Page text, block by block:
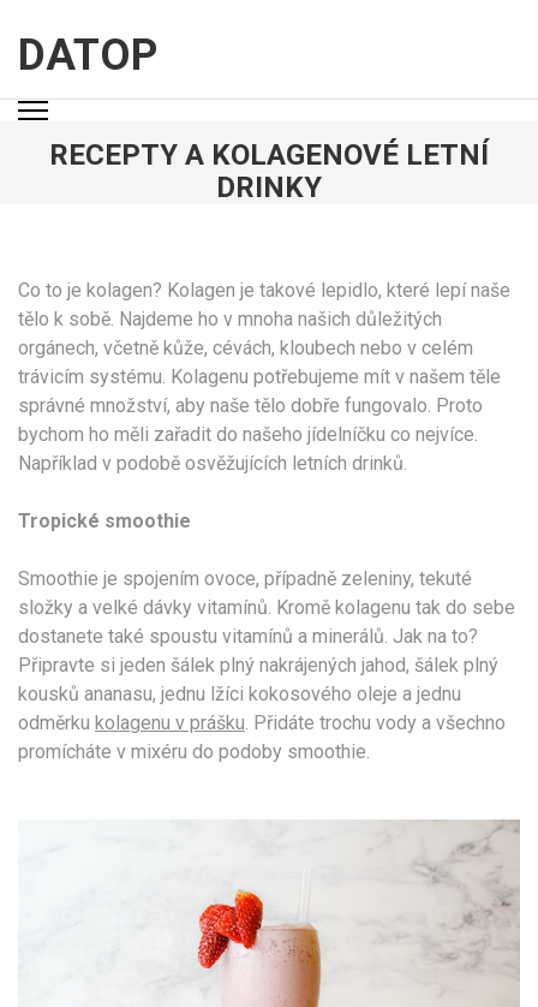
obsah
(stiskněte
Enter)
DATOP
RECEPTY A KOLAGENOVÉ LETNÍ
DRINKY
Co to je kolagen? Kolagen je takové lepidlo, které lepí naše
tělo k sobě. Najdeme ho v mnoha našich důležitých
orgánech, včetně kůže, cévách, kloubech nebo v celém
trávicím systému. Kolagenu potřebujeme mít v našem těle
správné množství, aby naše tělo dobře fungovalo. Proto
bychom ho měli zařadit do našeho jídelníčku co nejvíce.
Například v podobě osvěžujících letních drinků.
Tropické smoothie
Smoothie je spojením ovoce, případně zeleniny, tekuté
složky a velké dávky vitamínů. Kromě kolagenu tak do sebe
dostanete také spoustu vitamínů a minerálů. Jak na to?
Připravte si jeden šálek plný nakrájených jahod, šálek plný
kousků ananasu, jednu lžíci kokosového oleje a jednu
odměrku kolagenu v prášku. Přidáte trochu vody a všechno
promícháte v mixéru do podoby smoothie.